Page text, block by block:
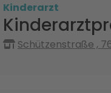
Kinderarzt
Schützenstraße ,